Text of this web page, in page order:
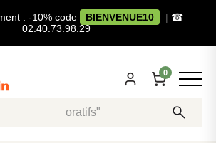
: -10% code BIENVENUE10 | ☎
02.40.73.98.29
ex: "pots décoratifs"
0